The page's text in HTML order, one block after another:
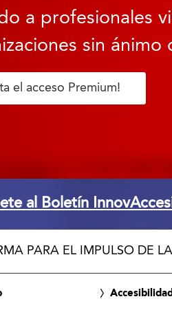
a profesionales
sin ánimo
el acceso Premium!
al Boletín
PARA EL IMPULSO DE
Accesibilidad